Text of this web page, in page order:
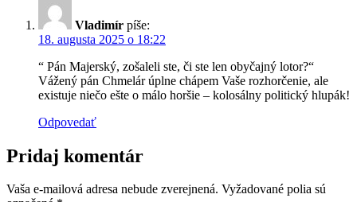
Vladimír píše:
18. augusta 2025 o 18:22
“ Pán Majerský, zošaleli ste, či ste len obyčajný lotor?“
Vážený pán Chmelár úplne chápem Vaše rozhorčenie, ale
existuje niečo ešte o málo horšie – kolosálny politický hlupák!
Odpovedať
Pridaj komentár
Vaša e-mailová adresa nebude zverejnená. Vyžadované polia sú